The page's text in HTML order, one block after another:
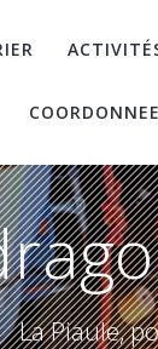
La Piaule,